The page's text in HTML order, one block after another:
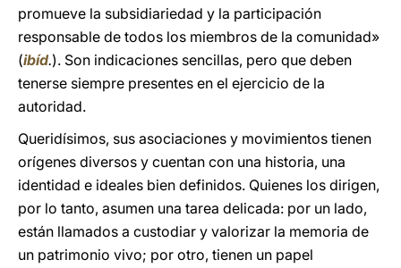
promueve la subsidiariedad y la participación
responsable de todos los miembros de la comunidad»
(ibíd.). Son indicaciones sencillas, pero que deben
tenerse siempre presentes en el ejercicio de la
autoridad.
Queridísimos, sus asociaciones y movimientos tienen
orígenes diversos y cuentan con una historia, una
identidad e ideales bien definidos. Quienes los dirigen,
por lo tanto, asumen una tarea delicada: por un lado,
están llamados a custodiar y valorizar la memoria de
un patrimonio vivo; por otro, tienen un papel